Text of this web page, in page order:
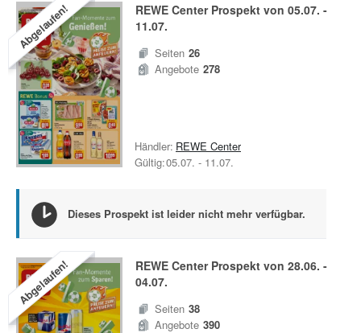
Abgelaufen! REWE CenterProspekt von 05.07. -
11.07.
Seiten 26
Angebote 278
Gültig:05.07. - 11.07.
Händler: REWE Center
Dieses Prospekt ist leider nicht mehr verfügbar.
Abgelaufen! REWE CenterProspekt von 28.06. -
04.07.
Seiten 38
Angebote 390